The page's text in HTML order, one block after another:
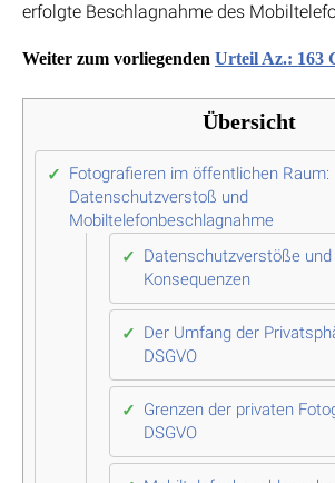
erfolgte Beschlagnahme des
Weiter zum vorliegenden Urteil Az.: 163
Übersicht
Fotografieren im öffentlichen Raum:
Datenschutzverstoß und
Mobiltelefonbeschlagnahme
Datenschutzverstöße und
Konsequenzen
Der Umfang der
DSGVO
Grenzen der privaten
DSGVO